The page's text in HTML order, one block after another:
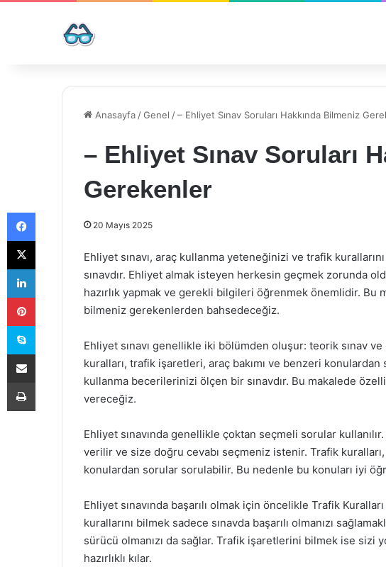
Anasayfa /Genel /– Ehliyet Sınav Soruları Hakkında Bilmeniz
– Ehliyet Sınav Soruları
Gerekenler
20 Mayıs 2025
Ehliyet sınavı, araç kullanma yeteneğinizi ve trafik
sınavdır. Ehliyet almak isteyen herkesin geçmek zorunda
hazırlık yapmak ve gerekli bilgileri öğrenmek önemlidir. Bu
bilmeniz gerekenlerden bahsedeceğiz.
Ehliyet sınavı genellikle iki bölümden oluşur: teorik sınav
kuralları, trafik işaretleri, araç bakımı ve benzeri
kullanma becerilerinizi ölçen bir sınavdır. Bu makalede
vereceğiz.
Ehliyet sınavında genellikle çoktan seçmeli sorular
verilir ve size doğru cevabı seçmeniz istenir. Trafik
konulardan sorular sorulabilir. Bu nedenle bu konuları iyi
Ehliyet sınavında başarılı olmak için öncelikle Trafik
kurallarını bilmek sadece sınavda başarılı olmanızı
sürücü olmanızı da sağlar. Trafik işaretlerini bilmek ise sizi
hazırlıklı kılar.
Facebook
X
LinkedIn
Pinterest
Skype
E-Posta ile paylaş